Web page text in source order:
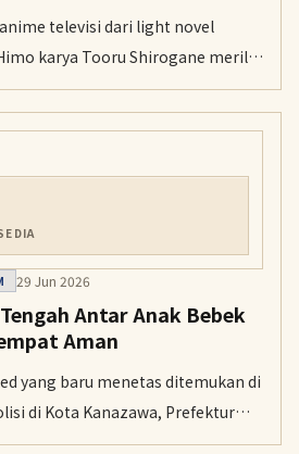
televisi dari light novel
karya Tooru Shirogane merilis
teaser, dan video promosi teaser
tayang perdana pada
29 Jun 2026
Antar Anak Bebek
Aman
yang baru menetas ditemukan di
di Kota Kanazawa, Prefektur
Polisi mengawal keluarga